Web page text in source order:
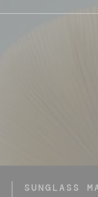
SUNGLASS